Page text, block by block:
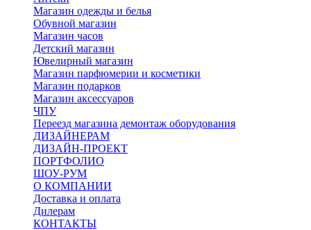
Магазин одежды и белья
Обувной магазин
Магазин часов
Детский магазин
Ювелирный магазин
Магазин парфюмерии и косметики
Магазин подарков
Магазин аксессуаров
ЧПУ
Переезд магазина демонтаж оборудования
ДИЗАЙНЕРАМ
ДИЗАЙН-ПРОЕКТ
ПОРТФОЛИО
ШОУ-РУМ
О КОМПАНИИ
Доставка и оплата
Дилерам
КОНТАКТЫ